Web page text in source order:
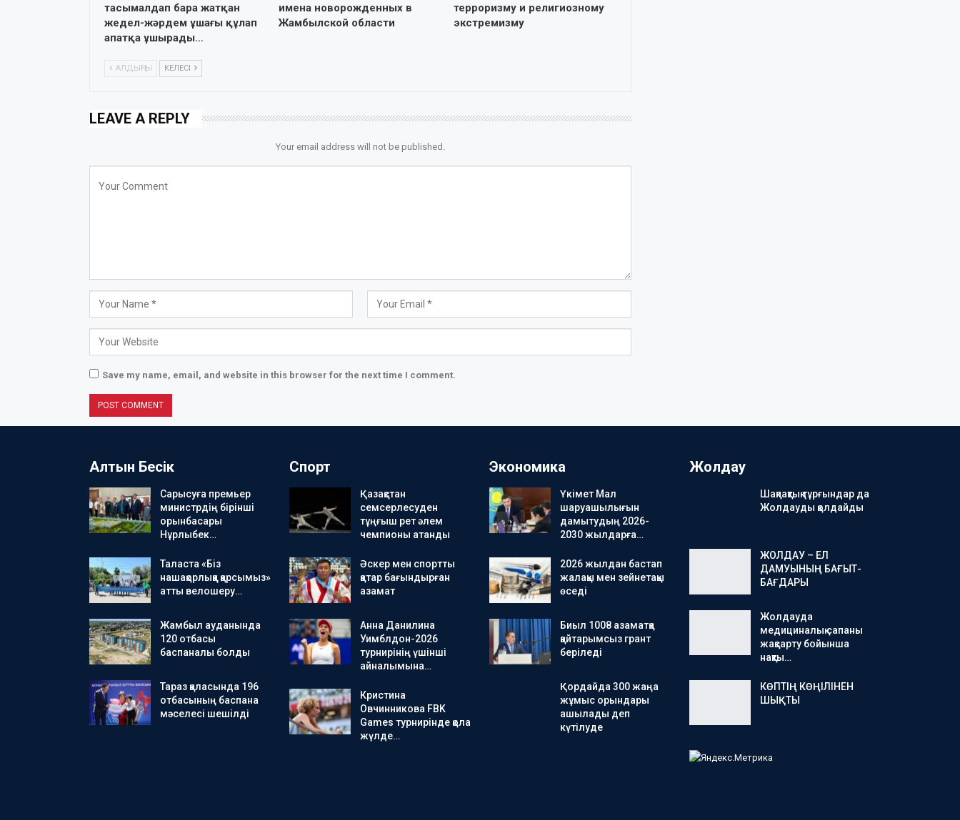
тасымалдап бара жатқан
жедел-жәрдем ұшағы құлап
апатқа ұшырады…
имена новорожденных в
Жамбылской области
терроризму и религиозному
экстремизму
АЛДЫҢҒЫ КЕЛЕСІ
LEAVE A REPLY
Your email address will not be published.
Save my name, email, and website in this browser for the next time I comment.
Алтын Бесік
Сарысуға премьер
министрдің бірінші
орынбасары
Нұрлыбек…
Таласта «Біз
нашақорлыққа қарсымыз»
атты велошеру…
Жамбыл ауданында
120 отбасы
баспаналы болды
Тараз қаласында 196
отбасының баспана
мәселесі шешілді
Спорт
Қазақстан
семсерлесуден
тұңғыш рет әлем
чемпионы атанды
Әскер мен спортты
қатар бағындырған
азамат
Анна Данилина
Уимблдон-2026
турнирінің үшінші
айналымына…
Кристина
Овчинникова FBK
Games турнирінде қола
жүлде…
Экономика
Үкімет Мал
шаруашылығын
дамытудың 2026-
2030 жылдарға…
2026 жылдан бастап
жалақы мен зейнетақы
өседі
Биыл 1008 азаматқа
қайтарымсыз грант
беріледі
Қордайда 300 жаңа
жұмыс орындары
ашылады деп
күтілуде
Жолдау
Шақпақтық тұрғындар да
Жолдауды қолдайды
ЖОЛДАУ – ЕЛ
ДАМУЫНЫҢ БАҒЫТ-
БАҒДАРЫ
Жолдауда
медициналық сапаны
жақсарту бойынша
нақты…
КӨПТІҢ КӨҢІЛІНЕН
ШЫҚТЫ